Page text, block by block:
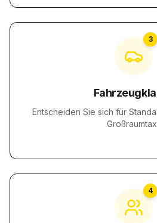
3
Entscheiden Sie sich für
4